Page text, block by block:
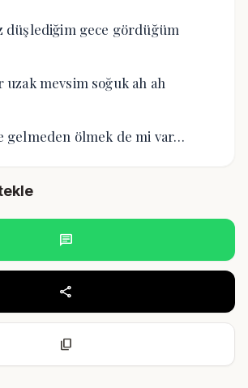
düşlediğim gece gördüğüm
uzak mevsim soğuk ah ah
gelmeden ölmek de mi var…
chat
share
content_copy